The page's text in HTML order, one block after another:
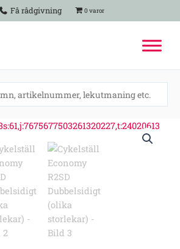
Få rådgivning 0 varor